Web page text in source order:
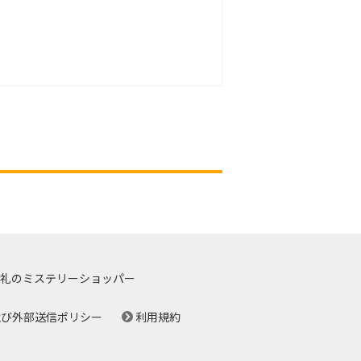
のミステリーショッパー
外部送信ポリシー 利用規約